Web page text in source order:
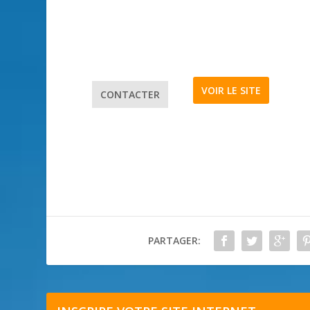
CONTACTER VOIR LE SITE
PARTAGER: